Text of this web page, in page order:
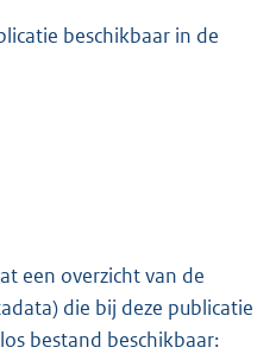
e
beschikbaar in de
een overzicht van de
die bij deze publicatie
bestand beschikbaar: